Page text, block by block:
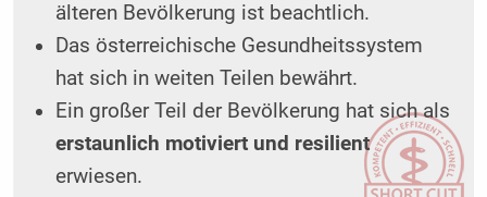
älteren Bevölkerung ist beachtlich.
Das österreichische Gesundheitssystem
hat sich in weiten Teilen bewährt.
Ein großer Teil der Bevölkerung hat sich als
erstaunlich motiviert und resilient
erwiesen.